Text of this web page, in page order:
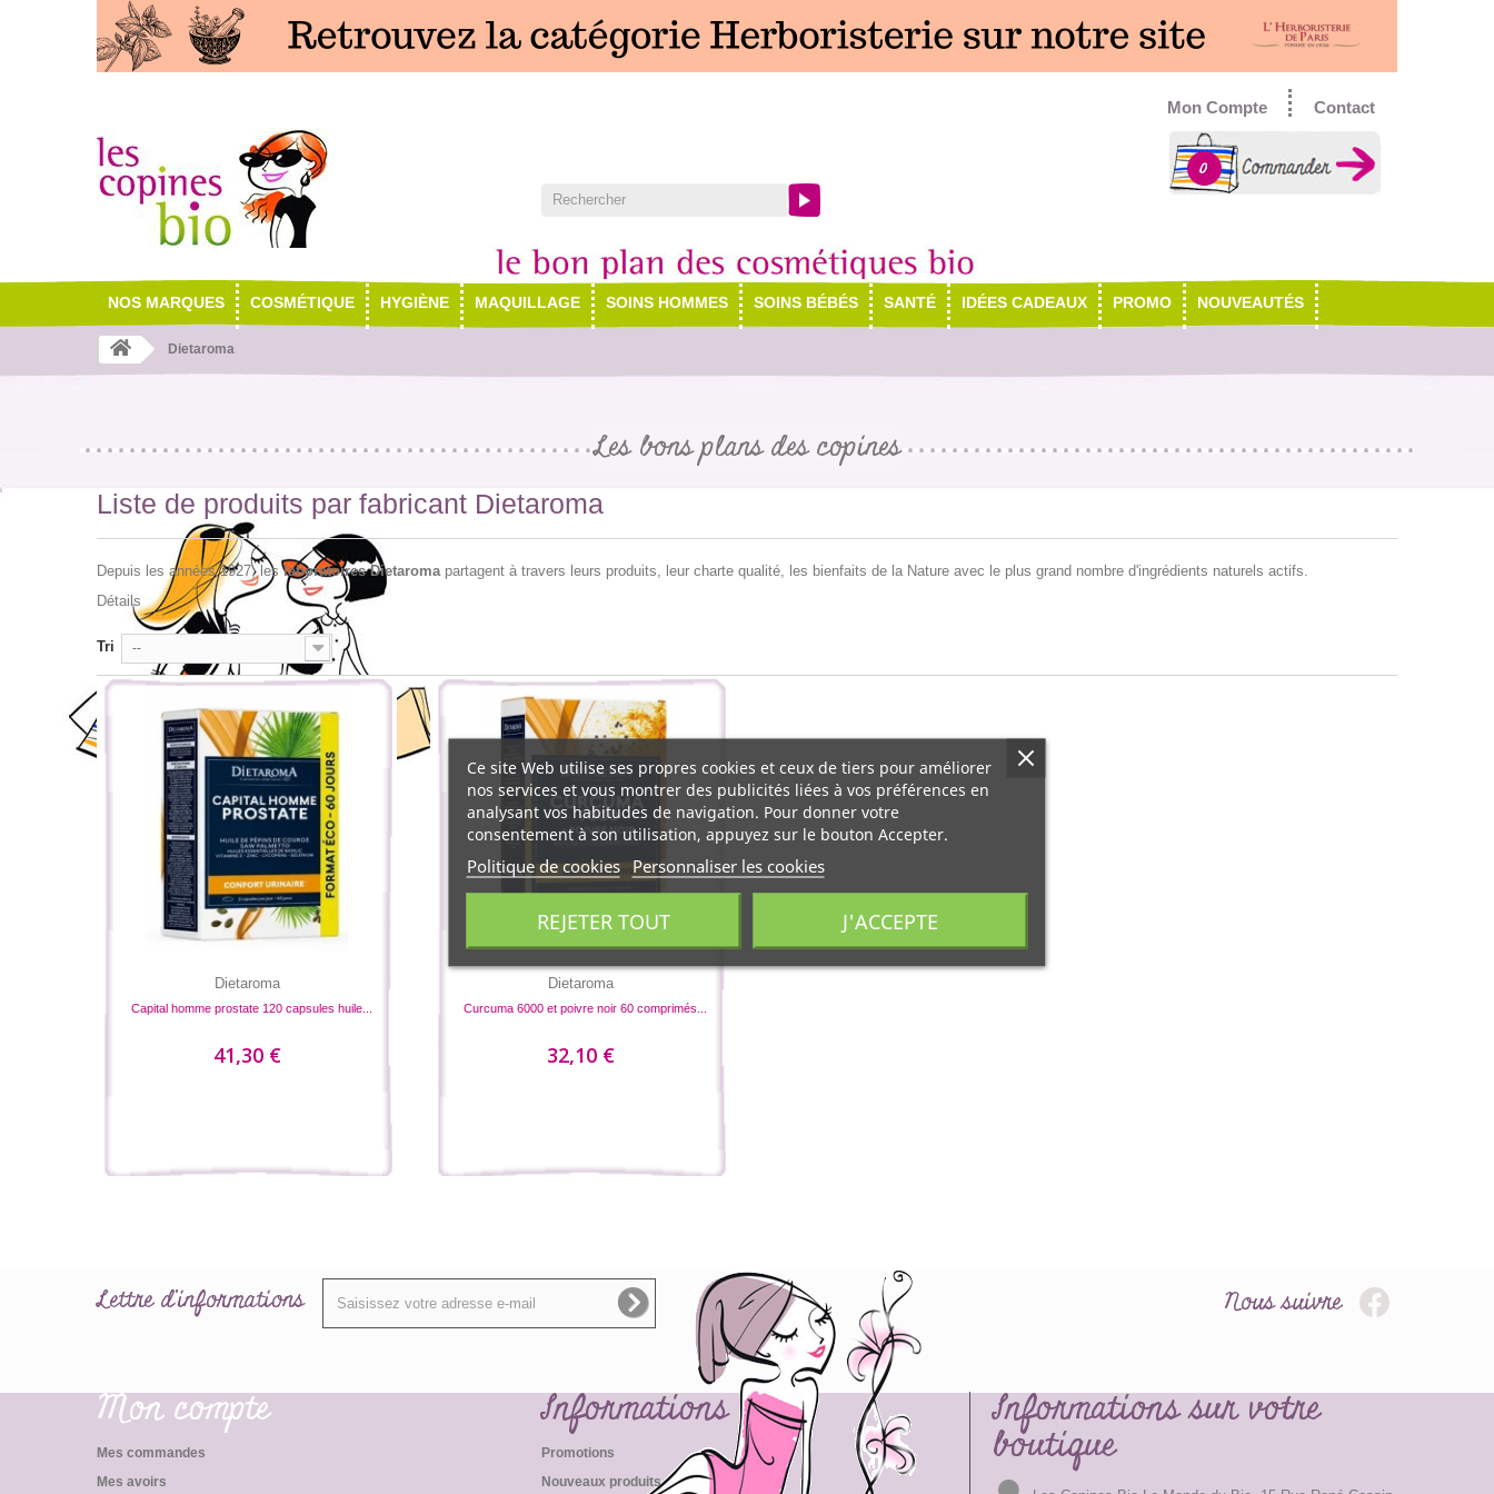
Contact
Mon Compte
0
NOS MARQUES COSMÉTIQUE HYGIÈNE MAQUILLAGE SOINS HOMMES SOINS BÉBÉS SANTÉ IDÉES CADEAUX PROMO NOUVEAUTÉS
Dietaroma
Les bons plans des copines
Liste de produits par fabricant Dietaroma
Depuis les années 1927, leslaboratoires Dietaromapartagent à travers leurs produits, leur charte qualité, les bienfaits de la Nature avec le plus grand nombre d'ingrédients naturels actifs.
Détails
Tri --
Dietaroma
Capital homme prostate 120 capsules huile...
41,30 €
Dietaroma
Curcuma 6000 et poivre noir 60 comprimés...
32,10 €
Ce site Web utilise ses propres cookies et ceux de tiers pour améliorer
nos services et vous montrer des publicités liées à vos préférences en
analysant vos habitudes de navigation. Pour donner votre
consentement à son utilisation, appuyez sur le bouton Accepter.
Politique de cookies Personnaliser les cookies
REJETER TOUT J'ACCEPTE
Lettre d'informations Nous suivre
Mon compte
Mes commandes
Mes avoirs
Informations
Promotions
Nouveaux produits
Informations sur votre
boutique